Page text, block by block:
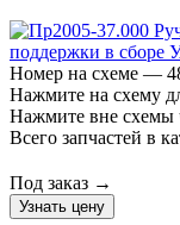
Номер на схеме —
Нажмите на схему
Нажмите вне схемы
Всего запчастей в
Под заказ →
Узнать цену